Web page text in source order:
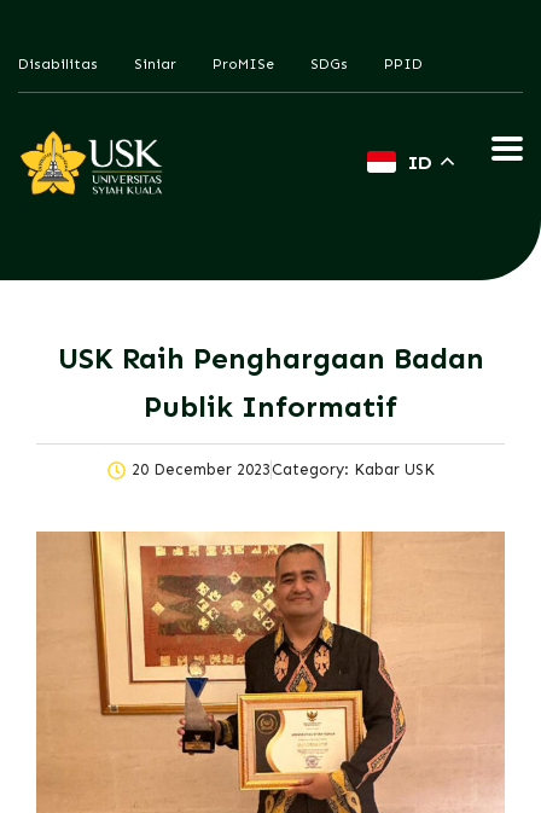
Disabilitas Siniar ProMISe SDGs PPID
ID
USK Raih Penghargaan Badan
Publik Informatif
20 December 2023 Category: Kabar USK